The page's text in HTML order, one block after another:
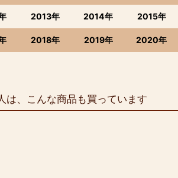
2013年 2014年 2015年
2018年 2019年 2020年
は、こんな商品も買っています